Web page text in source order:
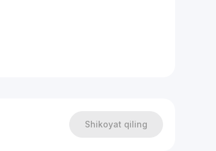
Shikoyat qiling